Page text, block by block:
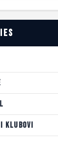
KLUBOVI